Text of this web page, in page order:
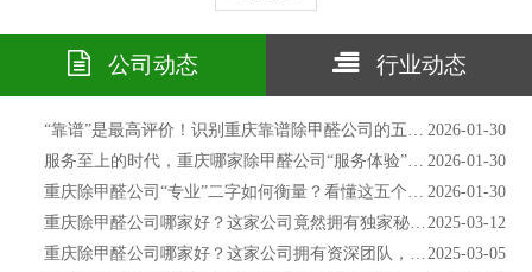
公司动态 行业动态
2026-01-30
“靠谱”是最高评价！识别重庆靠谱除甲醛公司的五大特征
2026-01-30
服务至上的时代，重庆哪家除甲醛公司“服务体验”最好？
2026-01-30
重庆除甲醛公司“专业”二字如何衡量？看懂这五个硬核指标！
2025-03-12
重庆除甲醛公司哪家好？这家公司竟然拥有独家秘籍！
2025-03-05
重庆除甲醛公司哪家好？这家公司拥有资深团队，经验丰富！